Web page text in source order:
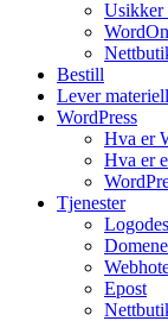
Usikker
Bestill
Lever materiell
WordPress
Hva er
Hva er
Tjenester
Domene
Epost